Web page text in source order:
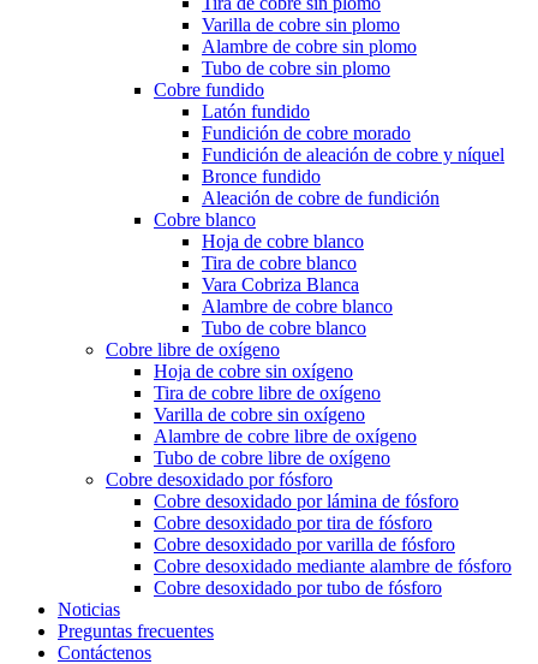
Varilla de cobre sin plomo
Alambre de cobre sin plomo
Tubo de cobre sin plomo
Cobre fundido
Latón fundido
Fundición de cobre morado
Fundición de aleación de cobre y níquel
Bronce fundido
Aleación de cobre de fundición
Cobre blanco
Hoja de cobre blanco
Tira de cobre blanco
Vara Cobriza Blanca
Alambre de cobre blanco
Tubo de cobre blanco
Cobre libre de oxígeno
Hoja de cobre sin oxígeno
Tira de cobre libre de oxígeno
Varilla de cobre sin oxígeno
Alambre de cobre libre de oxígeno
Tubo de cobre libre de oxígeno
Cobre desoxidado por fósforo
Cobre desoxidado por lámina de fósforo
Cobre desoxidado por tira de fósforo
Cobre desoxidado por varilla de fósforo
Cobre desoxidado mediante alambre de fósforo
Cobre desoxidado por tubo de fósforo
Noticias
Preguntas frecuentes
Contáctenos